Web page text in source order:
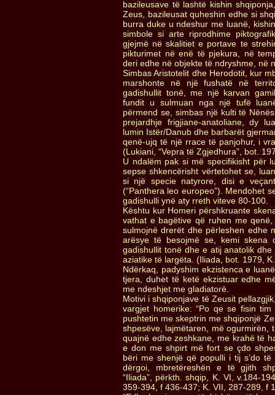
bazileusave të lashtë kishin
Zeus, bazileusat quheshin edhe si
burra duke u ndeshur me luanë,
simbole si arte riprodhime
gjejmë në skalitiet e portave te
pikturimet në enë të pjekura, në
deri edhe në objekte të ndryshme, në
Simbas Aristotelit dhe Herodotit, kur
marshonte në një fushatë në
gadishullit tonë, me një karvan
fundit u sulmuan nga një tufë
përmend se, simbas një kulti të
prejardhje frigjiane-anatoliane, dy
lumin Istër/Danub dhe barbarët
qenë-ujq të një rrace të panjohur, i
(Lukiani, “Vepra të Zgjedhura”, bot.
U ndalëm pak si më specifikisht për
sepse shkencërisht vërtetohet se,
si një specie natyrore, disi e
(“Panthera leo europeo”). Mendohet
gadishulli ynë aty rreth viteve 80-100.
Kështu kur Homeri përshkruante
vathat e bagëtive që ruhen me
sulmojnë drerët dhe përleshen edhe
arësye të besojmë se, kemi skena
gadishullit tonë dhe e atij anatolik
aziatike të largëta. (Iliada, bot. 1979,
Ndërkaq, padyshim ekzistenca e
tjera, duhet të ketë ekzistuar edhe
me ndeshjet me gladiatorë.
Motivi i shqiponjave të Zeusit
vargjet homerike: “Po qe se fisin
pushtetin me skeptrin me shqiponjë
shpesëve, lajmëtaren, më ogurmirën,
quajnë edhe zeshkane, me krahë të
e don me shpirt më fort se çdo
bëri me shenjë që populli i tij s’do të
dërgoi, mbretëreshën e të gjith
“Iliada”, përkth. shqip, K. VI, v.184-
359-394, f 436-437; K. VII, 287-289, f